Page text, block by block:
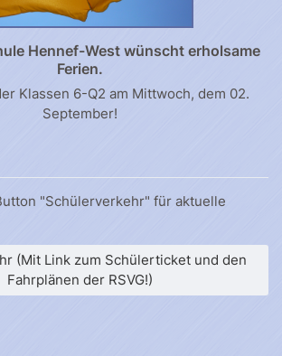
Hennef-West wünscht erholsame
Ferien.
Klassen 6-Q2 am Mittwoch, dem 02.
September!
"Schülerverkehr" für aktuelle
(Mit Link zum Schülerticket und den
Fahrplänen der RSVG!)